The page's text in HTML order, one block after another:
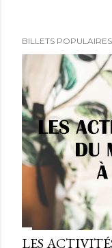
BILLETS POPULAIRES
LES